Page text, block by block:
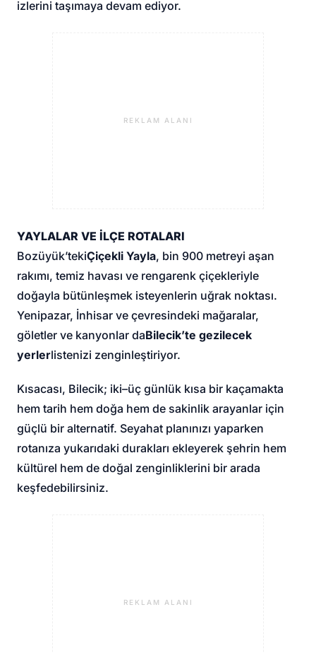
izlerini taşımaya devam ediyor.
REKLAM ALANI
YAYLALAR VE İLÇE ROTALARI
Bozüyük’tekiÇiçekli Yayla, bin 900 metreyi aşan
rakımı, temiz havası ve rengarenk çiçekleriyle
doğayla bütünleşmek isteyenlerin uğrak noktası.
Yenipazar, İnhisar ve çevresindeki mağaralar,
göletler ve kanyonlar daBilecik’te gezilecek
yerlerlistenizi zenginleştiriyor.
Kısacası, Bilecik; iki–üç günlük kısa bir kaçamakta
hem tarih hem doğa hem de sakinlik arayanlar için
güçlü bir alternatif. Seyahat planınızı yaparken
rotanıza yukarıdaki durakları ekleyerek şehrin hem
kültürel hem de doğal zenginliklerini bir arada
keşfedebilirsiniz.
REKLAM ALANI